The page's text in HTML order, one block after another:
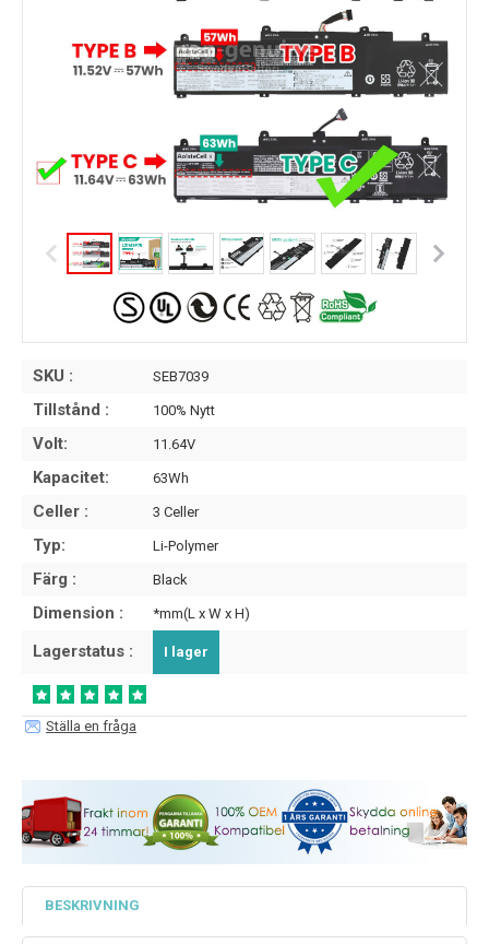
SKU : SEB7039
Tillstånd : 100% Nytt
Volt: 11.64V
Kapacitet: 63Wh
Celler : 3 Celler
Typ: Li-Polymer
Färg : Black
Dimension : *mm(L x W x H)
Lagerstatus : I lager
Ställa en fråga
BESKRIVNING